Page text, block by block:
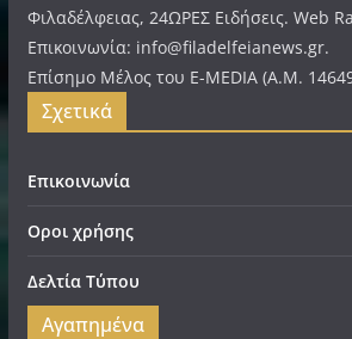
Φιλαδέλφειας, 24ΩΡΕΣ Ειδήσεις. Web
Επικοινωνία: info@filadelfeianews.gr.
Επίσημο Μέλος του E-MEDIA (A.M.
Σχετικά
Επικοινωνία
Οροι χρήσης
Δελτία Τύπου
Αγαπημένα